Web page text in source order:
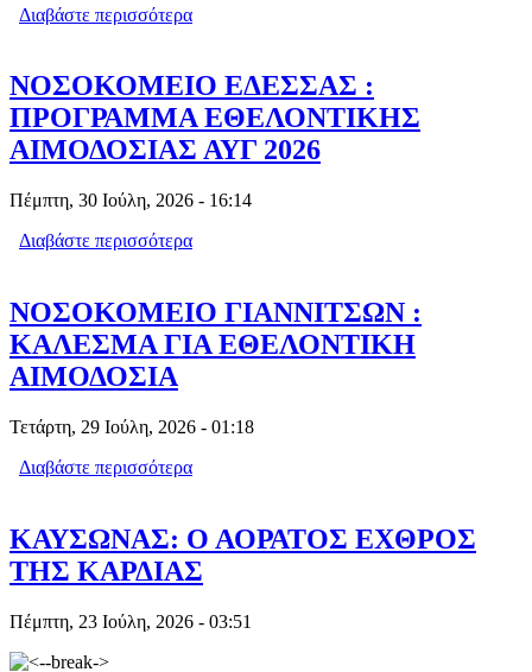
Διαβάστε περισσότερα
ΝΟΣΟΚΟΜΕΙΟ ΕΔΕΣΣΑΣ :
ΠΡΟΓΡΑΜΜΑ ΕΘΕΛΟΝΤΙΚΗΣ
ΑΙΜΟΔΟΣΙΑΣ ΑΥΓ 2026
Πέμπτη, 30 Ιούλη, 2026 - 16:14
Διαβάστε περισσότερα
ΝΟΣΟΚΟΜΕΙΟ ΓΙΑΝΝΙΤΣΩΝ :
ΚΑΛΕΣΜΑ ΓΙΑ ΕΘΕΛΟΝΤΙΚΗ
ΑΙΜΟΔΟΣΙΑ
Τετάρτη, 29 Ιούλη, 2026 - 01:18
Διαβάστε περισσότερα
ΚΑΥΣΩΝΑΣ: Ο ΑΟΡΑΤΟΣ ΕΧΘΡΟΣ
ΤΗΣ ΚΑΡΔΙΑΣ
Πέμπτη, 23 Ιούλη, 2026 - 03:51